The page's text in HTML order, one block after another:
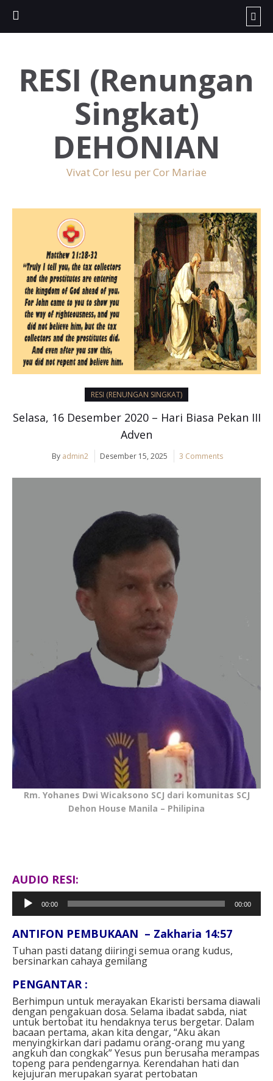
RESI (Renungan
Singkat)
DEHONIAN
Vivat Cor Iesu per Cor Mariae
RESI (RENUNGAN SINGKAT)
Selasa, 16 Desember 2020 – Hari Biasa Pekan III
Adven
By admin2 Desember 15, 2025 3 Comments
Rm. Yohanes Dwi Wicaksono SCJ dari komunitas SCJ
Dehon House Manila – Philipina
AUDIO RESI:
Pemutar
Audio
00:00 00:00
ANTIFON PEMBUKAAN – Zakharia 14:57⁣
Tuhan pasti datang diiringi semua orang kudus,
bersinarkan cahaya gemilang⁣⁣
PENGANTAR⁣ :
Berhimpun untuk merayakan Ekaristi bersama diawali
dengan pengakuan dosa. Selama ibadat sabda, niat
untuk bertobat itu hendaknya terus bergetar. Dalam
bacaan pertama, akan kita dengar, “Aku akan
menyingkirkan dari padamu orang-orang mu yang
angkuh dan congkak” Yesus pun berusaha merampas
topeng para pendengarnya. Kerendahan hati dan
kejujuran merupakan syarat pertobatan⁣